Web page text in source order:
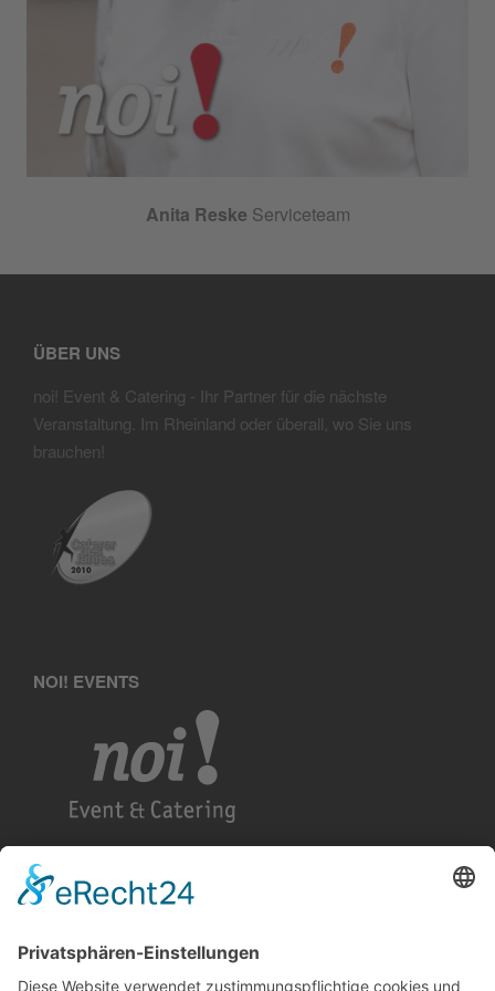
Anita Reske Serviceteam
ÜBER UNS
noi! Event & Catering - Ihr Partner für die nächste
Veranstaltung. Im Rheinland oder überall, wo Sie uns
brauchen!
NOI! EVENTS
KETTE&SCHUSS GASTRONOMIE